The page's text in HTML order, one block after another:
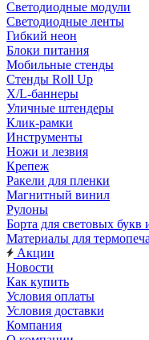
Светодиодные модули
Светодиодные ленты
Гибкий неон
Блоки питания
Мобильные стенды
Стенды Roll Up
X/L-баннеры
Уличные штендеры
Клик-рамки
Инструменты
Ножи и лезвия
Крепеж
Ракели для пленки
Магнитный винил
Рулоны
Борта для световых букв
Материалы для
Акции
Новости
Как купить
Условия оплаты
Условия доставки
Компания